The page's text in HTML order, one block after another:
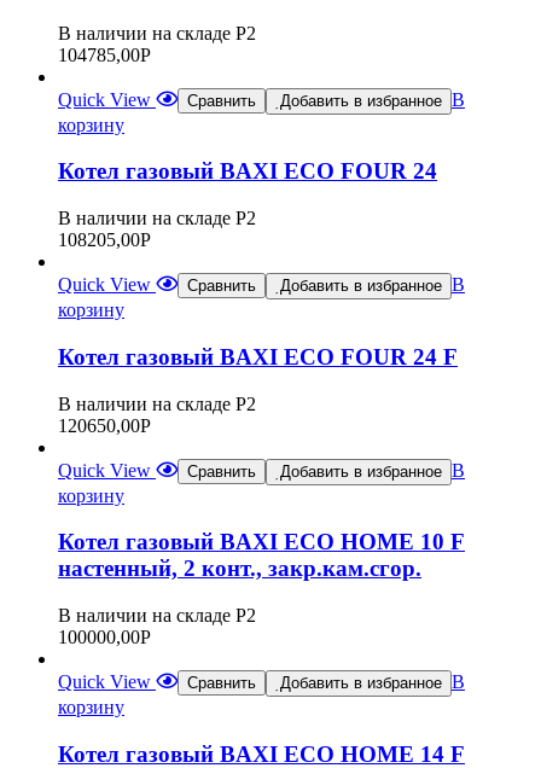
В наличии на складе Р2
104785,00Р
Quick View Сравнить Добавить в избранное В
корзину
Котел газовый BAXI ECO FOUR 24
В наличии на складе Р2
108205,00Р
Quick View Сравнить Добавить в избранное В
корзину
Котел газовый BAXI ECO FOUR 24 F
В наличии на складе Р2
120650,00Р
Quick View Сравнить Добавить в избранное В
корзину
Котел газовый BAXI ECO HOME 10 F
настенный, 2 конт., закр.кам.сгор.
В наличии на складе Р2
100000,00Р
Quick View Сравнить Добавить в избранное В
корзину
Котел газовый BAXI ECO HOME 14 F